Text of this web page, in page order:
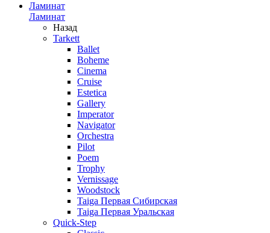
Ламинат
Ламинат
Назад
Tarkett
Ballet
Boheme
Cinema
Cruise
Estetica
Gallery
Imperator
Navigator
Orchestra
Pilot
Poem
Trophy
Vernissage
Woodstock
Taiga Первая Сибирская
Taiga Первая Уральская
Quick-Step